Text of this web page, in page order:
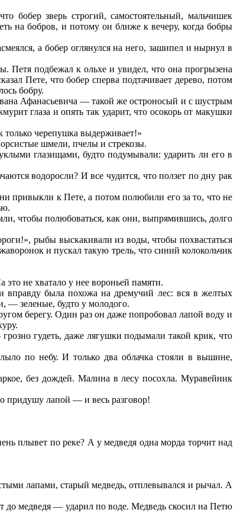
зверь строгий, самостоятельный, мальчишек
на бобров, и потому он ближе к вечеру, когда бобры
а бобер оглянулся на него, зашипел и нырнул в
Петя подбежал к ольхе и увидел, что она прогрызена
Пете, что бобер сперва подтачивает дерево, потом
бобру.
Афанасьевича — такой же остроносый и с шустрым
глаза и опять так ударит, что осокорь от макушки
черепушка выдерживает!»
шмели, пчелы и стрекозы.
глазищами, будто подумывали: ударить ли его в
водоросли? И все чудится, что ползет по дну рак
привыкли к Пете, а потом полюбили его за то, что не
чтобы полюбоваться, как они, выпрямившись, долго
рыбы выскакивали из воды, чтобы похвастаться
и пускал такую трель, что синий колокольчик
не хватало у нее вороньей памяти.
была похожа на дремучий лес: вся в желтых
— зеленые, будто у молодого.
берегу. Один раз он даже попробовал лапой воду и
гудеть, даже лягушки подымали такой крик, что
по небу. И только два облачка стояли в вышине,
без дождей. Малина в лесу посохла. Муравейник
придушу лапой — и весь разговор!
плывет по реке? А у медведя одна морда торчит над
лапами, старый медведь, отплевывался и рычал. А
до медведя — ударил по воде. Медведь скосил на Петю